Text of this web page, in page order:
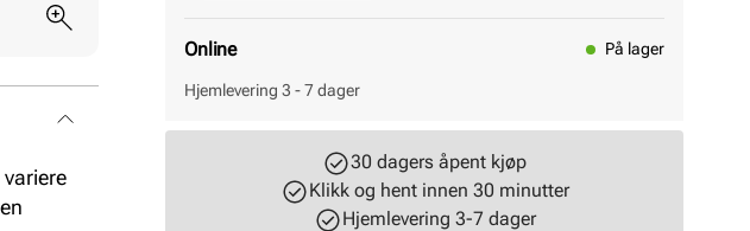
Online På lager
Hjemlevering 3 - 7 dager
30 dagers åpent kjøp
Klikk og hent innen 30 minutter
Hjemlevering 3-7 dager